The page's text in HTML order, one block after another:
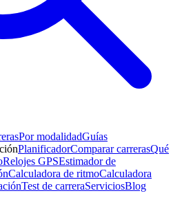
Por modalidadGuías
PlanificadorComparar carrerasQué
Relojes GPSEstimador de
Calculadora de ritmoCalculadora
Test de carreraServiciosBlog